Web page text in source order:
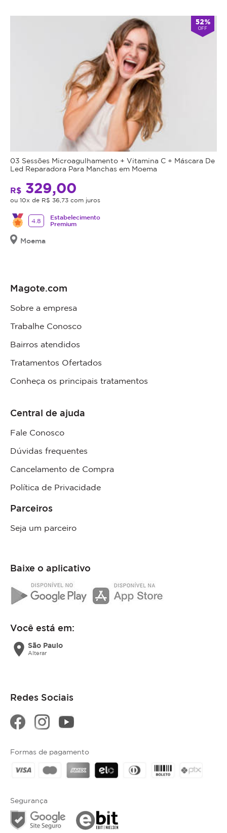
52%
OFF
03 Sessões Microagulhamento + Vitamina C + Máscara De
Led Reparadora Para Manchas em Moema
R$ 329,00
ou 10x de R$ 36,73 com juros
4.8
Estabelecimento
Premium
Moema
Magote.com
Sobre a empresa
Trabalhe Conosco
Bairros atendidos
Tratamentos Ofertados
Conheça os principais tratamentos
Central de ajuda
Fale Conosco
Dúvidas frequentes
Cancelamento de Compra
Política de Privacidade
Parceiros
Seja um parceiro
Baixe o aplicativo
Você está em:
location_on São Paulo
Alterar
Redes Sociais
Segurança
Formas de pagamento